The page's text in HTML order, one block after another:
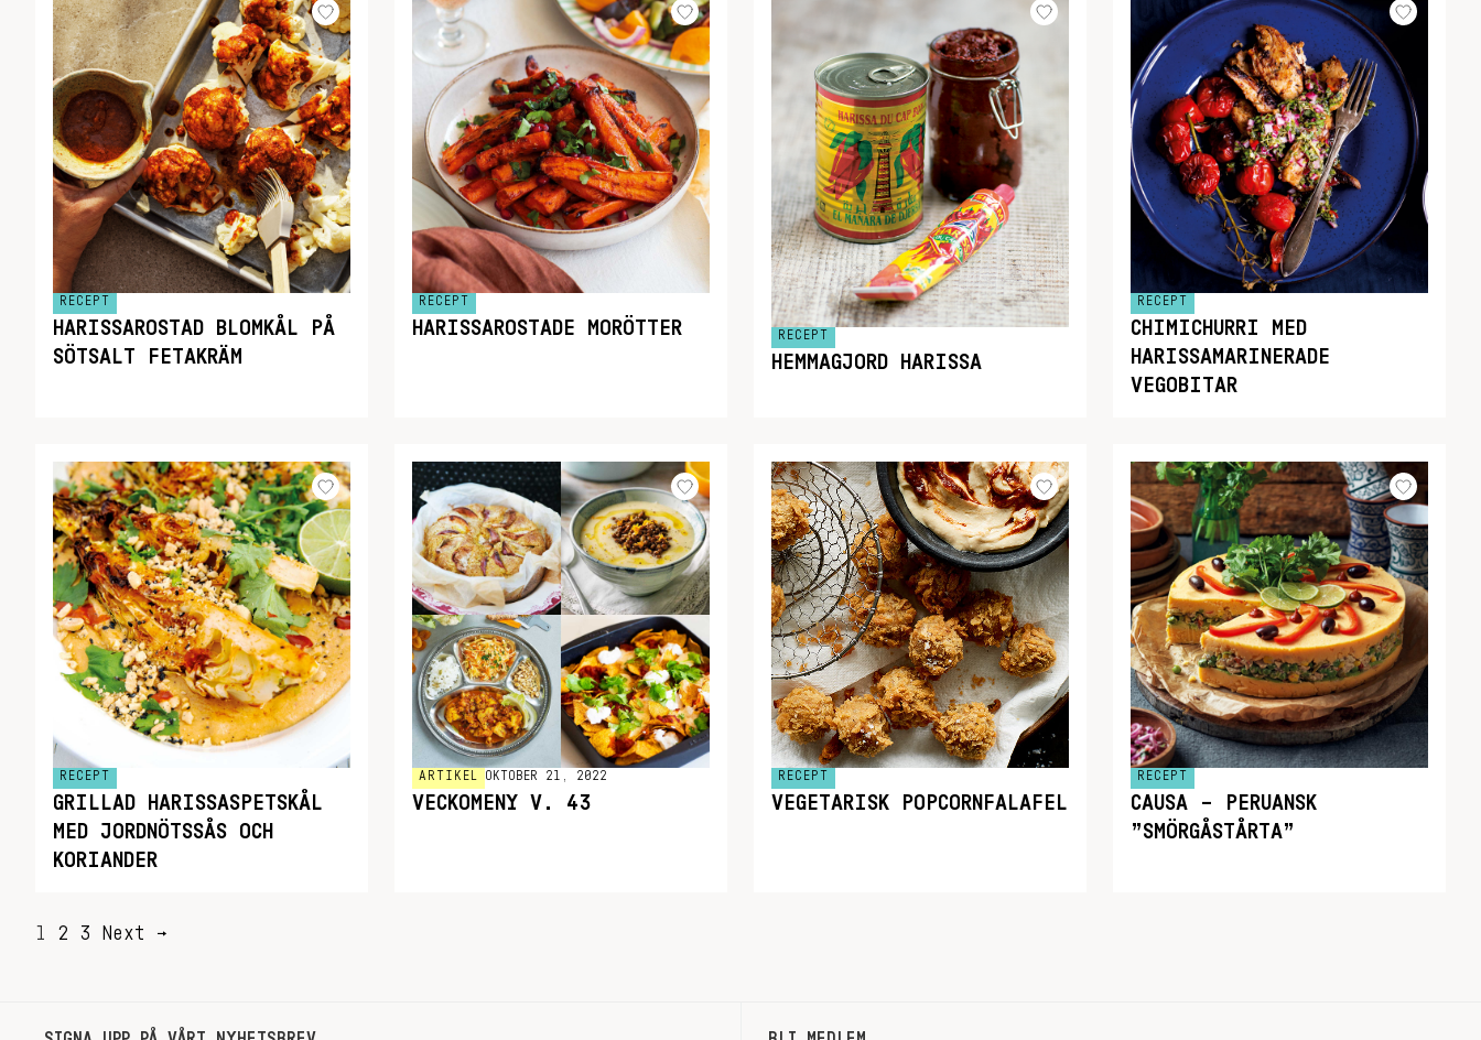
RECEPT
HARISSAROSTAD BLOMKÅL PÅ
SÖTSALT FETAKRÄM
RECEPT
HARISSAROSTADE MORÖTTER RECEPT
HEMMAGJORD HARISSA
RECEPT
CHIMICHURRI MED
HARISSAMARINERADE
VEGOBITAR
RECEPT
GRILLAD HARISSASPETSKÅL
MED JORDNÖTSSÅS OCH
KORIANDER
ARTIKEL OKTOBER 21, 2022
VECKOMENY V. 43
RECEPT
VEGETARISK POPCORNFALAFEL
RECEPT
CAUSA – PERUANSK
”SMÖRGÅSTÅRTA”
SIDNUMRERING
1 2 3 Next →